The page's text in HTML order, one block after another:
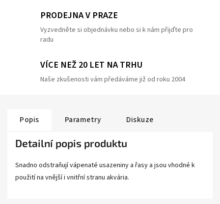
PRODEJNA V PRAZE
Vyzvedněte si objednávku nebo si k nám přijďte pro
radu
VÍCE NEŽ 20 LET NA TRHU
Naše zkušenosti vám předáváme již od roku 2004
Popis Parametry Diskuze
Detailní popis produktu
Snadno odstraňují vápenaté usazeniny a řasy a jsou vhodné k
použití na vnější i vnitřní stranu akvária.